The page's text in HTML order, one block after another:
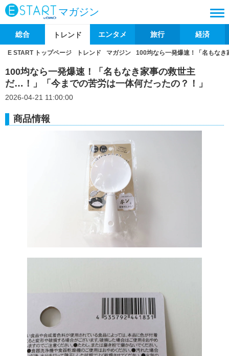
マガジン
総合 トレンド エンタメ 旅行 経済
E START トップページ トレンド マガジン 100均なら一発爆速！「名もな
100均なら一発爆速！「名もなき家事の救世主
だ…！」「今までの苦労は一体何だったの？！」
2026-04-21 11:00:00
商品情報